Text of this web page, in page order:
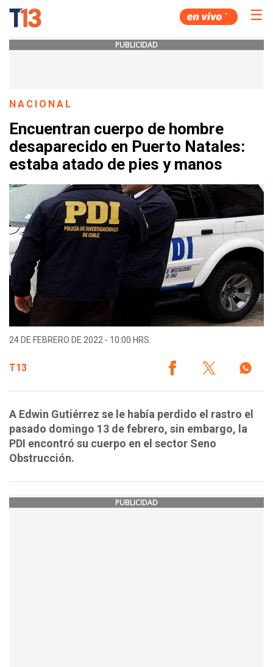
☰
PUBLICIDAD
NACIONAL
Encuentran cuerpo de hombre
desaparecido en Puerto Natales:
estaba atado de pies y manos
24 DE FEBRERO DE 2022 - 10:00 HRS.
T13
A Edwin Gutiérrez se le había perdido el rastro el
pasado domingo 13 de febrero, sin embargo, la
PDI encontró su cuerpo en el sector Seno
Obstrucción.
PUBLICIDAD